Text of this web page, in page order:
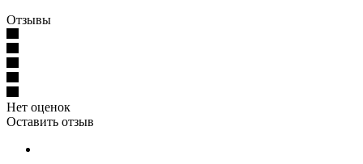
Отзывы
Нет оценок
Оставить отзыв